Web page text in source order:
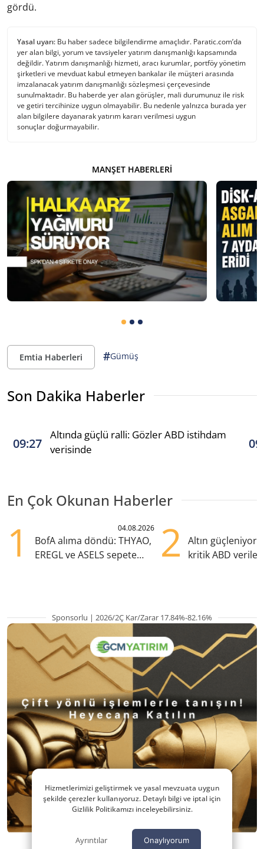
gördü.
Yasal uyarı: Bu haber sadece bilgilendirme amaçlıdır. Paratic.com’da
yer alan bilgi, yorum ve tavsiyeler yatırım danışmanlığı kapsamında
değildir. Yatırım danışmanlığı hizmeti, aracı kurumlar, portföy yönetim
şirketleri ve mevduat kabul etmeyen bankalar ile müşteri arasında
imzalanacak yatırım danışmanlığı sözleşmesi çerçevesinde
sunulmaktadır. Bu haberde yer alan görüşler, mali durumunuz ile risk
ve getiri tercihinize uygun olmayabilir. Bu nedenle yalnızca burada yer
alan bilgilere dayanarak yatırım kararı verilmesi uygun
sonuçlar doğurmayabilir.
MANŞET HABERLERI
Emtia Haberleri #Gümüş
Son Dakika Haberler
09:27
Altında güçlü ralli: Gözler ABD istihdam
verisinde
En Çok Okunan Haberler
1 04.08.2026
BofA alıma döndü: THYAO,
EREGL ve ASELS sepete
2
Altın güçleniyor:
kritik ABD
Sponsorlu | 2026/2Ç Kar/Zarar 17.84%-82.16%
Hizmetlerimizi geliştirmek ve yasal mevzuata uygun
şekilde çerezler kullanıyoruz. Detaylı bilgi ve iptal için
Gizlilik Politikamızı inceleyebilirsiniz.
Ayrıntılar Onaylıyorum